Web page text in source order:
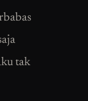
tak